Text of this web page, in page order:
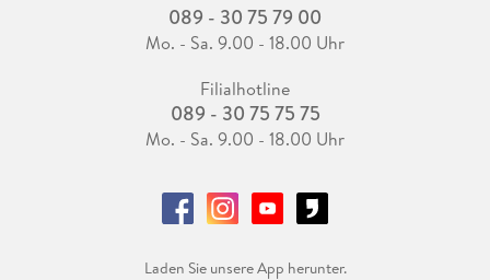
089 - 30 75 79 00
Mo. - Sa. 9.00 - 18.00 Uhr
Filialhotline
089 - 30 75 75 75
Mo. - Sa. 9.00 - 18.00 Uhr
Laden Sie unsere App herunter.